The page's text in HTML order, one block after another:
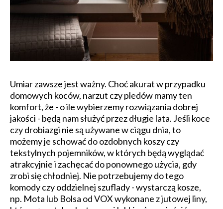
Umiar zawsze jest ważny. Choć akurat w przypadku
domowych koców, narzut czy pledów mamy ten
komfort, że - o ile wybierzemy rozwiązania dobrej
jakości - będą nam służyć przez długie lata. Jeśli koce
czy drobiazgi nie są używane w ciągu dnia, to
możemy je schować do ozdobnych koszy czy
tekstylnych pojemników, w których będą wyglądać
atrakcyjnie i zachęcać do ponownego użycia, gdy
zrobi się chłodniej. Nie potrzebujemy do tego
komody czy oddzielnej szuflady - wystarczą kosze,
np. Mota lub Bolsa od VOX wykonane z jutowej liny,